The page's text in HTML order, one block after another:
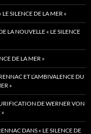
SILENCE DE LA MER »
LA NOUVELLE « LE SILENCE
DE LA MER »
ET L’AMBIVALENCE DU
»
DE WERNER VON
DANS « LE SILENCE DE